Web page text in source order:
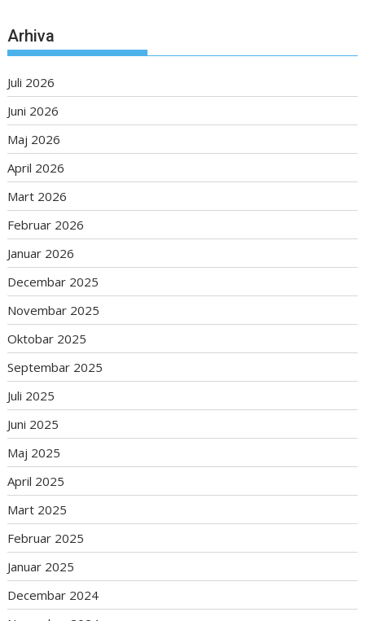
Arhiva
Juli 2026
Juni 2026
Maj 2026
April 2026
Mart 2026
Februar 2026
Januar 2026
Decembar 2025
Novembar 2025
Oktobar 2025
Septembar 2025
Juli 2025
Juni 2025
Maj 2025
April 2025
Mart 2025
Februar 2025
Januar 2025
Decembar 2024